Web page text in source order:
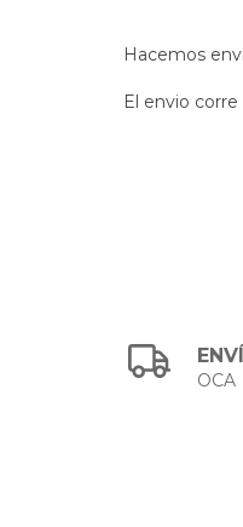
Hacemos
El envio
OCA